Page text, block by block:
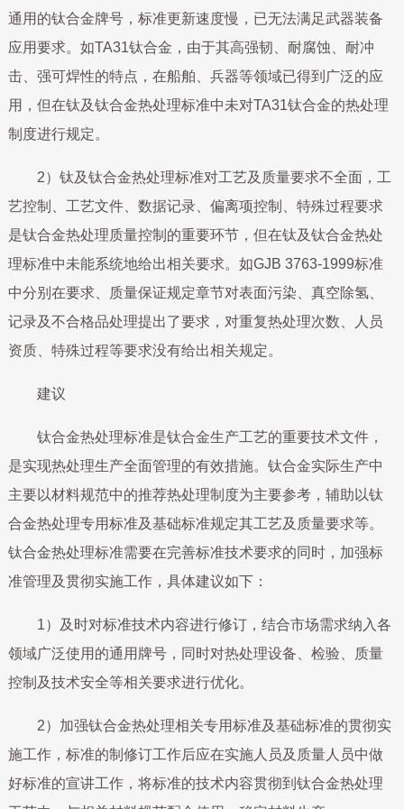
通用的钛合金牌号，标准更新速度慢，已无法满足武器装备
应用要求。如TA31钛合金，由于其高强韧、耐腐蚀、耐冲
击、强可焊性的特点，在船舶、兵器等领域已得到广泛的应
用，但在钛及钛合金热处理标准中未对TA31钛合金的热处理
制度进行规定。
2）钛及钛合金热处理标准对工艺及质量要求不全面，工
艺控制、工艺文件、数据记录、偏离项控制、特殊过程要求
是钛合金热处理质量控制的重要环节，但在钛及钛合金热处
理标准中未能系统地给出相关要求。如GJB 3763-1999标准
中分别在要求、质量保证规定章节对表面污染、真空除氢、
记录及不合格品处理提出了要求，对重复热处理次数、人员
资质、特殊过程等要求没有给出相关规定。
建议
钛合金热处理标准是钛合金生产工艺的重要技术文件，
是实现热处理生产全面管理的有效措施。钛合金实际生产中
主要以材料规范中的推荐热处理制度为主要参考，辅助以钛
合金热处理专用标准及基础标准规定其工艺及质量要求等。
钛合金热处理标准需要在完善标准技术要求的同时，加强标
准管理及贯彻实施工作，具体建议如下：
1）及时对标准技术内容进行修订，结合市场需求纳入各
领域广泛使用的通用牌号，同时对热处理设备、检验、质量
控制及技术安全等相关要求进行优化。
2）加强钛合金热处理相关专用标准及基础标准的贯彻实
施工作，标准的制修订工作后应在实施人员及质量人员中做
好标准的宣讲工作，将标准的技术内容贯彻到钛合金热处理